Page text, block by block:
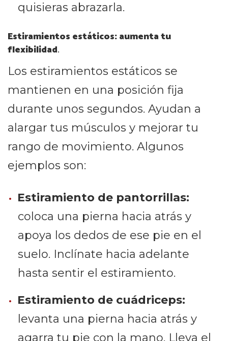
quisieras abrazarla.
Estiramientos estáticos: aumenta tu
flexibilidad.
Los estiramientos estáticos se
mantienen en una posición fija
durante unos segundos. Ayudan a
alargar tus músculos y mejorar tu
rango de movimiento. Algunos
ejemplos son:
Estiramiento de pantorrillas:
coloca una pierna hacia atrás y
apoya los dedos de ese pie en el
suelo. Inclínate hacia adelante
hasta sentir el estiramiento.
Estiramiento de cuádriceps:
levanta una pierna hacia atrás y
agarra tu pie con la mano. Lleva el